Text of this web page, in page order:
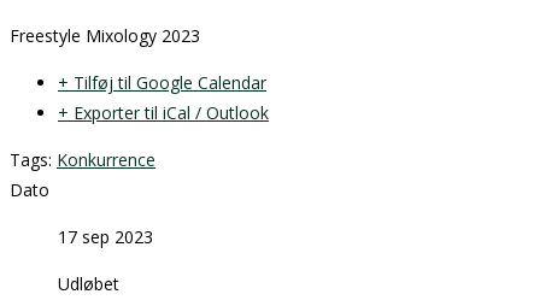
Freestyle Mixology 2023
+ Tilføj til Google Calendar
+ Exporter til iCal / Outlook
Tags: Konkurrence
Dato
17 sep 2023
Udløbet